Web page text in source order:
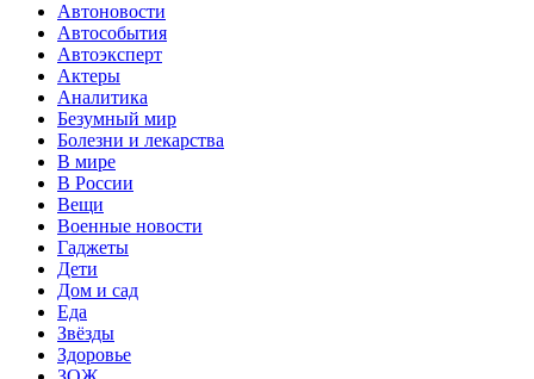
Автоновости
Автособытия
Автоэксперт
Актеры
Аналитика
Безумный мир
Болезни и лекарства
В мире
В России
Вещи
Военные новости
Гаджеты
Дети
Дом и сад
Еда
Звёзды
Здоровье